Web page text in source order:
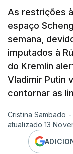
As restrições
espaço
semana,
imputados à
do Kremlin
Vladimir Putin
contornar as
Cristina Sambado -
atualizado 13